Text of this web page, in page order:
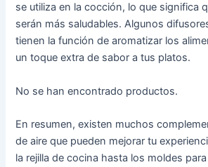
se utiliza en la cocción, lo que significa
serán más saludables. Algunos
tienen la función de aromatizar los
un toque extra de sabor a tus platos.
No se han encontrado productos.
En resumen, existen muchos
de aire que pueden mejorar tu
la rejilla de cocina hasta los moldes